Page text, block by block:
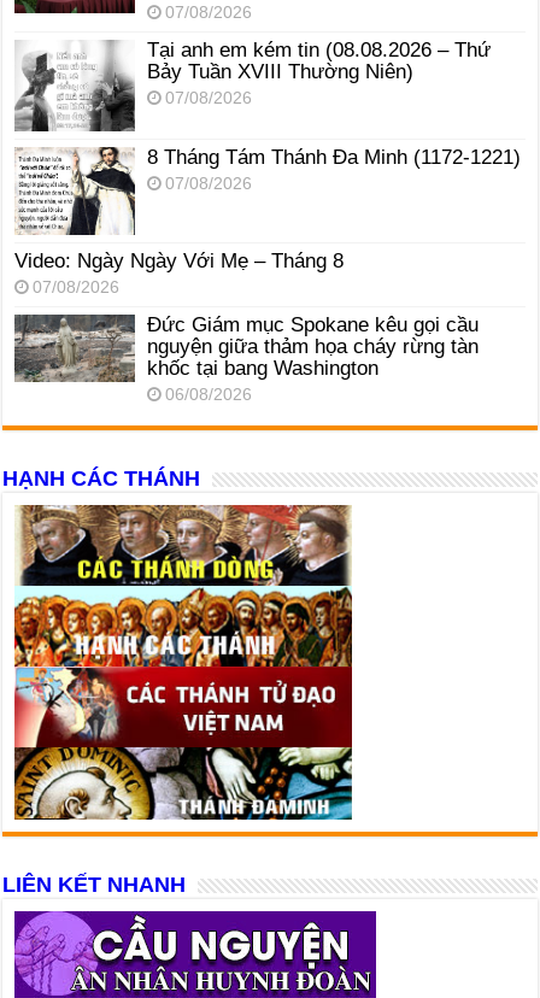
07/08/2026
Tại anh em kém tin (08.08.2026 – Thứ
Bảy Tuần XVIII Thường Niên)
07/08/2026
8 Tháng Tám Thánh Ða Minh (1172-1221)
07/08/2026
Video: Ngày Ngày Với Mẹ – Tháng 8
07/08/2026
Đức Giám mục Spokane kêu gọi cầu
nguyện giữa thảm họa cháy rừng tàn
khốc tại bang Washington
06/08/2026
HẠNH CÁC THÁNH
LIÊN KẾT NHANH